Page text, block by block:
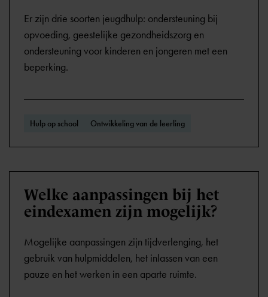
Er zijn drie soorten jeugdhulp: ondersteuning bij
opvoeding, geestelijke gezondheidszorg en
ondersteuning voor kinderen en jongeren met een
beperking.
Hulp op school Ontwikkeling van de leerling
Welke aanpassingen bij het
eindexamen zijn mogelijk?
Mogelijke aanpassingen zijn tijdverlenging, het
gebruik van hulpmiddelen, het inlassen van een
pauze en het werken in een aparte ruimte.